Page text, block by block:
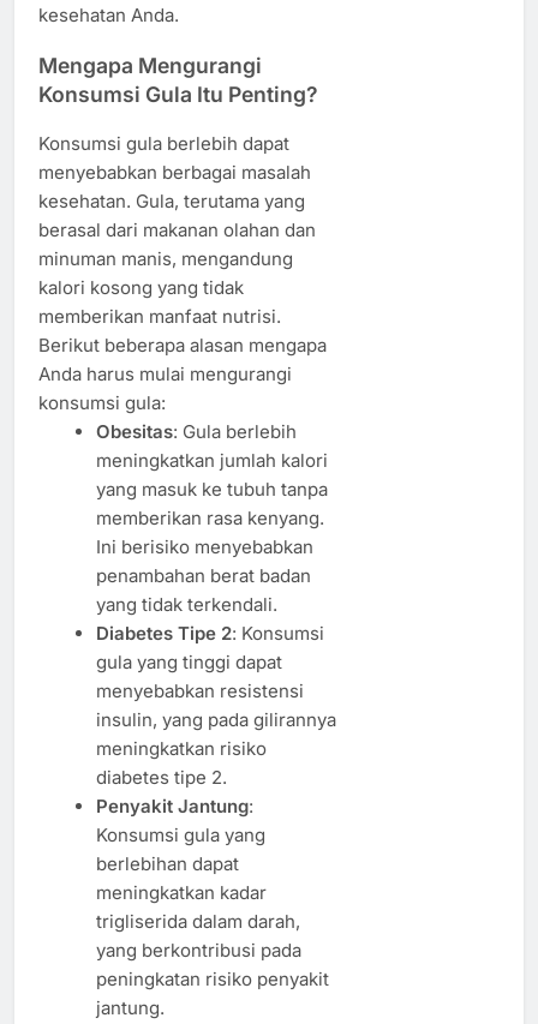
kesehatan Anda.
Mengapa Mengurangi
Konsumsi Gula Itu Penting?
Konsumsi gula berlebih dapat
menyebabkan berbagai masalah
kesehatan. Gula, terutama yang
berasal dari makanan olahan dan
minuman manis, mengandung
kalori kosong yang tidak
memberikan manfaat nutrisi.
Berikut beberapa alasan mengapa
Anda harus mulai mengurangi
konsumsi gula:
Obesitas: Gula berlebih
meningkatkan jumlah kalori
yang masuk ke tubuh tanpa
memberikan rasa kenyang.
Ini berisiko menyebabkan
penambahan berat badan
yang tidak terkendali.
Diabetes Tipe 2: Konsumsi
gula yang tinggi dapat
menyebabkan resistensi
insulin, yang pada gilirannya
meningkatkan risiko
diabetes tipe 2.
Penyakit Jantung:
Konsumsi gula yang
berlebihan dapat
meningkatkan kadar
trigliserida dalam darah,
yang berkontribusi pada
peningkatan risiko penyakit
jantung.